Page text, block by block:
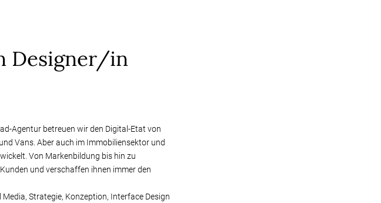
Designer/in
Agentur betreuen wir den Digital-Etat von
Vans. Aber auch im Immobiliensektor und
Von Markenbildung bis hin zu
und verschaffen ihnen immer den
Strategie, Konzeption, Interface Design